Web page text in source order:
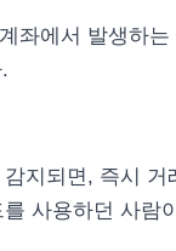
좌에서 발생하
지되면, 즉시
사용하던 사람